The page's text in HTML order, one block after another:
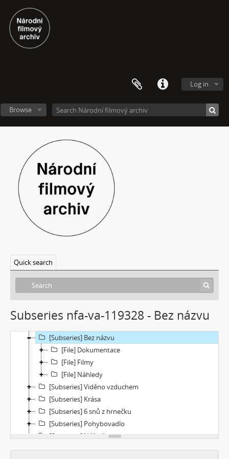
Log in
Browse
Quick search
Subseries nfa-va-119328 - Bez názvu
[Subseries] Vystěhování. Nastěhování
[Subseries] Sběratel
[Subseries] Studna
[Subseries] Polednice
[Subseries] 13. revír
[Subseries] Po stopách krve
[Subseries] Spejbl a Hurvínek
[Subseries] Větev – Prorážení televize větví
[Subseries] 16 Sketches of Dialogue
[Subseries] Air
[Subseries] Air – Znělka
[Subseries] Interno
[Subseries] Le Cuoche
[Subseries] Kytka
[Subseries] Erosynta I
[Subseries] Monoskop no. 3 – Monkeyking legend
[Subseries] Pohádka pro šílence
[Subseries] Chewing Gum
[Subseries] Bez názvu
[File] Dokumentace
[File] Filmy
[File] Náhledy
[Subseries] Viděno vzduchem
[Subseries] Krása
[Subseries] 6 snů z hrnečku
[Subseries] Pohybovadlo
[Subseries] Náš očistec
[Subseries] Burger und Ther